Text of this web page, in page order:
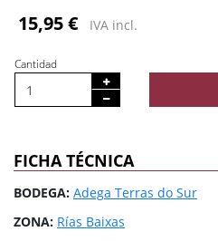
15,95 € IVA incl.
Cantidad
FICHA TÉCNICA
BODEGA: Adega Terras do Sur
ZONA: Rías Baixas